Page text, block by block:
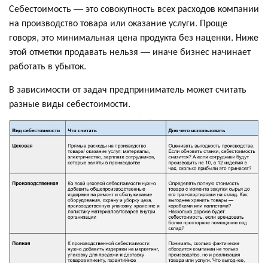
Себестоимость — это совокупность всех расходов компании
на производство товара или оказание услуги. Проще
говоря, это минимальная цена продукта без наценки. Ниже
этой отметки продавать нельзя — иначе бизнес начинает
работать в убыток.
В зависимости от задач предприниматель может считать
разные виды себестоимости.